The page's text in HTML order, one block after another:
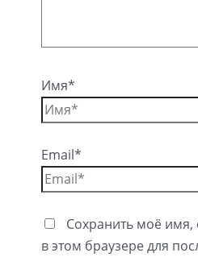
Имя*
Email*
Сохранить моё имя,
в этом браузере для